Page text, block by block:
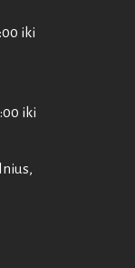
iki
iki